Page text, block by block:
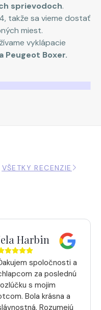
sprievodoch.
takže sa vieme dostať
miest.
vyklápacie
Peugeot Boxer.
VŠETKY RECENZIE
Harbin
spoločnosti a
za poslednú
s mojim
Bola krásna a
Rozumejú